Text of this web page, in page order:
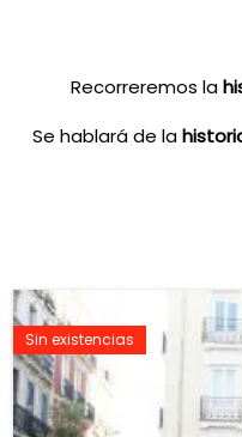
Recorreremos la
Se hablará de la
Sin existencias